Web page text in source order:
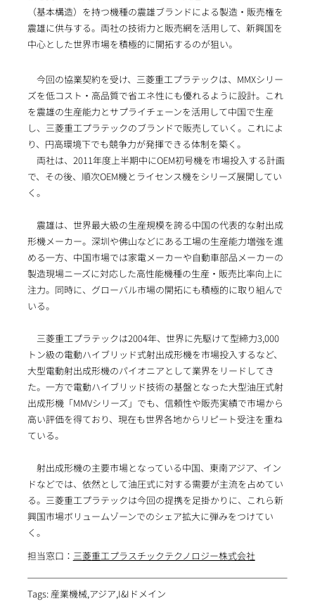
（基本構造）を持つ機種の震雄ブランドによる製造・販売権を
震雄に供与する。両社の技術力と販売網を活用して、新興国を
中心とした世界市場を積極的に開拓するのが狙い。
今回の協業契約を受け、三菱重工プラテックは、MMXシリー
ズを低コスト・高品質で省エネ性にも優れるように設計。これ
を震雄の生産能力とサプライチェーンを活用して中国で生産
し、三菱重工プラテックのブランドで販売していく。これによ
り、円高環境下でも競争力が発揮できる体制を築く。
両社は、2011年度上半期中にOEM初号機を市場投入する計画
で、その後、順次OEM機とライセンス機をシリーズ展開してい
く。
震雄は、世界最大級の生産規模を誇る中国の代表的な射出成
形機メーカー。深圳や佛山などにある工場の生産能力増強を進
める一方、中国市場では家電メーカーや自動車部品メーカーの
製造現場ニーズに対応した高性能機種の生産・販売比率向上に
注力。同時に、グローバル市場の開拓にも積極的に取り組んで
いる。
三菱重工プラテックは2004年、世界に先駆けて型締力3,000
トン級の電動ハイブリッド式射出成形機を市場投入するなど、
大型電動射出成形機のパイオニアとして業界をリードしてき
た。一方で電動ハイブリッド技術の基盤となった大型油圧式射
出成形機「MMVシリーズ」でも、信頼性や販売実績で市場から
高い評価を得ており、現在も世界各地からリピート受注を重ね
ている。
射出成形機の主要市場となっている中国、東南アジア、イン
ドなどでは、依然として油圧式に対する需要が主流を占めてい
る。三菱重工プラテックは今回の提携を足掛かりに、これら新
興国市場ボリュームゾーンでのシェア拡大に弾みをつけてい
く。
担当窓口： 三菱重工プラスチックテクノロジー株式会社
Tags: 産業機械,アジア,I&Iドメイン